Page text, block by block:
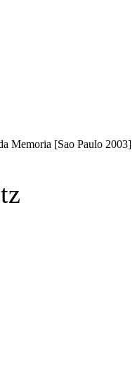
Memoria [Sao Paulo 2003]